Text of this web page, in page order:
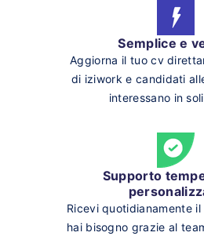
Semplice e
Aggiorna il tuo cv
di iziwork e candidati
interessano in
Supporto
Ricevi quotidianamente
hai bisogno grazie al